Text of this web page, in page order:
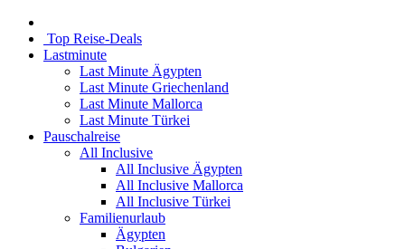
Top Reise-Deals
Lastminute
Last Minute Ägypten
Last Minute Griechenland
Last Minute Mallorca
Last Minute Türkei
Pauschalreise
All Inclusive
All Inclusive Ägypten
All Inclusive Mallorca
All Inclusive Türkei
Familienurlaub
Ägypten